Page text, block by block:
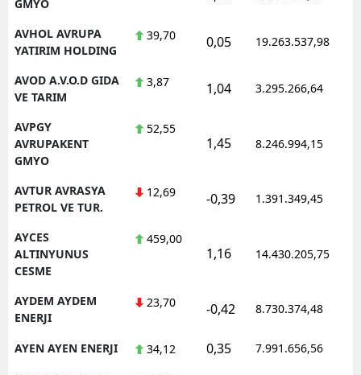
GMYO
AVHOL AVRUPA
YATIRIM HOLDING
39,70 0,05 19.263.537,98
AVOD A.V.O.D GIDA
VE TARIM
3,87 1,04 3.295.266,64
AVPGY
AVRUPAKENT
GMYO
52,55
1,45 8.246.994,15
AVTUR AVRASYA
PETROL VE TUR.
12,69 -0,39 1.391.349,45
AYCES
ALTINYUNUS
CESME
459,00
1,16 14.430.205,75
AYDEM AYDEM
ENERJI
23,70 -0,42 8.730.374,48
AYEN AYEN ENERJI 34,12 0,35 7.991.656,56